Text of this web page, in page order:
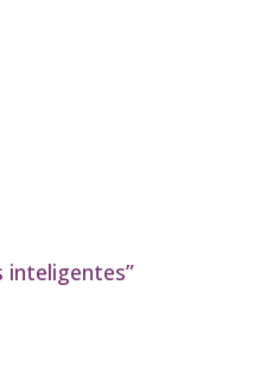
inteligentes”